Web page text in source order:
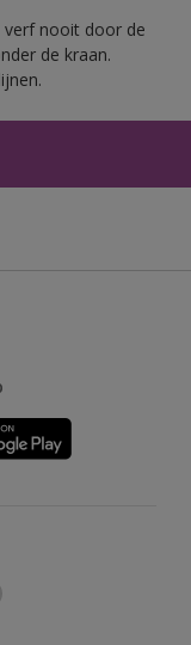
verf nooit door de
de kraan.